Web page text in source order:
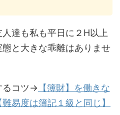
達も私も平日に２H以上
と大きな乖離はありませ
るコツ→ 【簿財】を働きな
易度は簿記１級と同じ】